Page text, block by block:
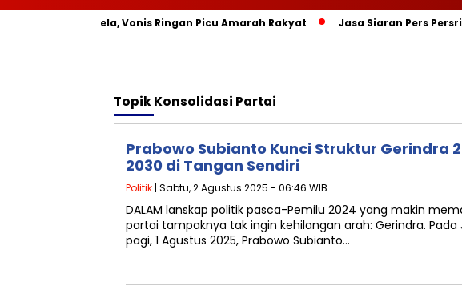
Masih Merajalela, Vonis Ringan Picu Amarah Rakyat Jasa Siaran Pers
TopikKonsolidasi Partai
Prabowo Subianto Kunci Struktur Gerindra
2030 di Tangan Sendiri
Politik | Sabtu, 2 Agustus 2025 - 06:46 WIB
DALAM lanskap politik pasca-Pemilu 2024 yang makin
partai tampaknya tak ingin kehilangan arah: Gerindra. Pada
pagi, 1 Agustus 2025, Prabowo Subianto…